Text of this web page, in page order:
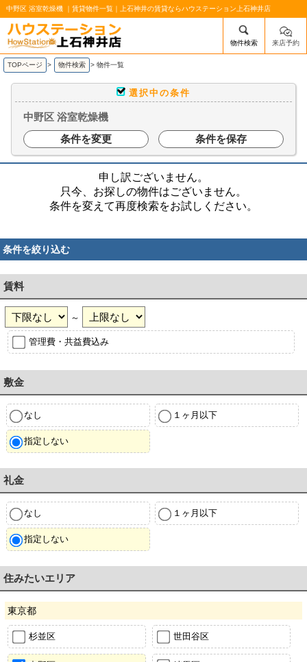
中野区 浴室乾燥機 ｜賃貸物件一覧｜上石神井の賃貸ならハウステーション上石神井店
/mobile_img/head-logo.png
物件検索 来店予約
TOPページ > 物件検索 > 物件一覧
選択中の条件
中野区 浴室乾燥機
条件を変更
条件を保存
申し訳ございません。
只今、お探しの物件はございません。
条件を変えて再度検索をお試しください。
条件を絞り込む
賃料
～
管理費・共益費込み
敷金
なし １ヶ月以下
指定しない
礼金
なし １ヶ月以下
指定しない
住みたいエリア
東京都
杉並区 世田谷区